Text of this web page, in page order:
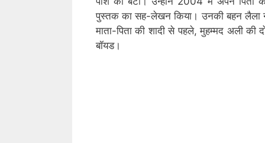
पुस्तक का सह-लेखन किया। उनकी बहन लैला
माता-पिता की शादी से पहले, मुहम्मद अली की
बॉयड।